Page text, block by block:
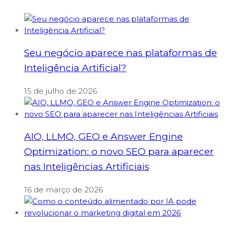
Seu negócio aparece nas plataformas de
Inteligência Artificial?
15 de julho de 2026
AIO, LLMO, GEO e Answer Engine
Optimization: o novo SEO para aparecer
nas Inteligências Artificiais
16 de março de 2026